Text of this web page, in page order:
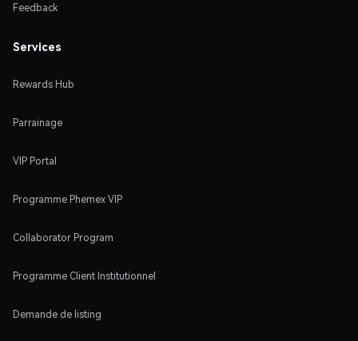
Feedback
Services
Rewards Hub
Parrainage
VIP Portal
Programme Phemex VIP
Collaborator Program
Programme Client Institutionnel
Demande de listing